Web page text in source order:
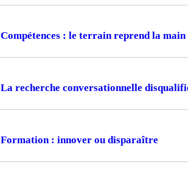
Compétences : le terrain reprend la main
La recherche conversationnelle
Formation : innover ou disparaître